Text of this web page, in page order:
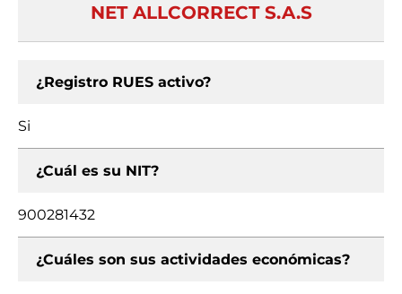
NET ALLCORRECT S.A.S
¿Registro RUES activo?
Si
¿Cuál es su NIT?
900281432
¿Cuáles son sus actividades económicas?